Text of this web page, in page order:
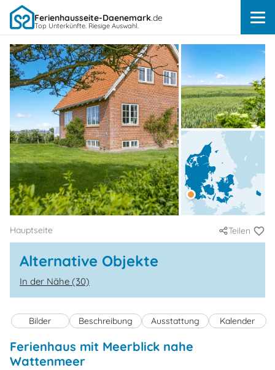
Ferienhausseite-Daenemark.de
Top Unterkünfte. Riesige Auswahl.
Hauptseite Teilen
Alternative Objekte
In der Nähe (30)
Bilder Beschreibung Ausstattung Kalender
Ferienhaus mit Meerblick nahe
Wattenmeer